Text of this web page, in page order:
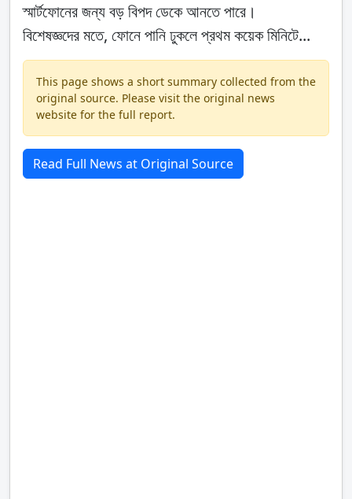
স্মার্টফোনের জন্য বড় বিপদ ডেকে আনতে পারে।
বিশেষজ্ঞদের মতে, ফোনে পানি ঢুকলে প্রথম কয়েক মিনিটে...
This page shows a short summary collected from the
original source. Please visit the original news
website for the full report.
Read Full News at Original Source